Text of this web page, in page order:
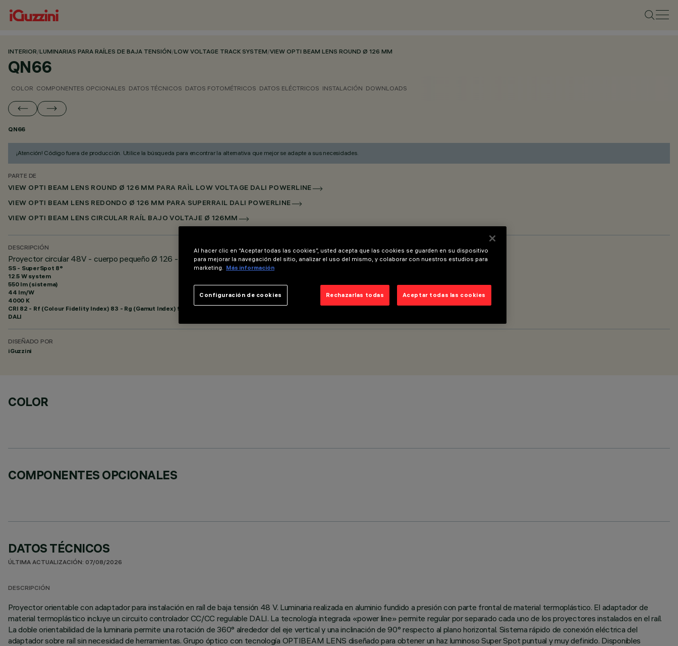
INTERIOR/LUMINARIAS PARA RAÍLES DE BAJA TENSIÓN/LOW VOLTAGE TRACK SYSTEM/VIEW OPTI BEAM LENS ROUND Ø 126 MM
QN66
COLOR COMPONENTES OPCIONALES DATOS TÉCNICOS DATOS FOTOMÉTRICOS DATOS ELÉCTRICOS INSTALACIÓN DOWNLOADS
QN66
¡Atención! Código fuera de producción. Utilice la búsqueda para encontrar la alternativa que mejor se adapte a sus necesidades.
PARTE DE
VIEW OPTI BEAM LENS ROUND Ø 126 MM PARA RAÌL LOW VOLTAGE DALI POWERLINE
VIEW OPTI BEAM LENS REDONDO Ø 126 MM PARA SUPERRAIL DALI POWERLINE
VIEW OPTI BEAM LENS CIRCULAR RAÍL BAJO VOLTAJE Ø 126MM
DESCRIPCIÓN
Proyector circular 48V - cuerpo pequeño Ø 126 - Super Spot beam
SS - SuperSpot 8°
12.5 W system
550 lm (sistema)
44 lm/W
4000 K
CRI 82 - Rf (Colour Fidelity Index) 83 - Rg (Gamut Index) 95
DALI
DISEÑADO POR
iGuzzini
COLOR
COMPONENTES OPCIONALES
DATOS TÉCNICOS
ÚLTIMA ACTUALIZACIÓN: 07/08/2026
DESCRIPCIÓN
Proyector orientable con adaptador para instalación en raíl de baja tensión 48 V. Luminaria realizada en aluminio fundido a presión con parte frontal de material termoplástico. El adaptador de
material termoplástico incluye un circuito controlador CC/CC regulable DALI. La tecnología integrada «power line» permite regular por separado cada uno de los proyectores instalados en el raíl.
La doble orientabilidad de la luminaria permite una rotación de 360° alrededor del eje vertical y una inclinación de 90° respecto al plano horizontal. Sistema rápido de conexión eléctrica del
adaptador sobre raíl sin necesidad de herramientas. Grupo óptico con tecnología OPTIBEAM LENS diseñado para obtener un haz luminoso Super Spot puntual y muy definido. Disponibles
Al hacer clic en “Aceptar todas las cookies”, usted acepta que las cookies se guarden en su dispositivo
para mejorar la navegación del sitio, analizar el uso del mismo, y colaborar con nuestros estudios para
marketing. Más información
Rechazarlas todas Aceptar todas las cookies
Configuración de cookies